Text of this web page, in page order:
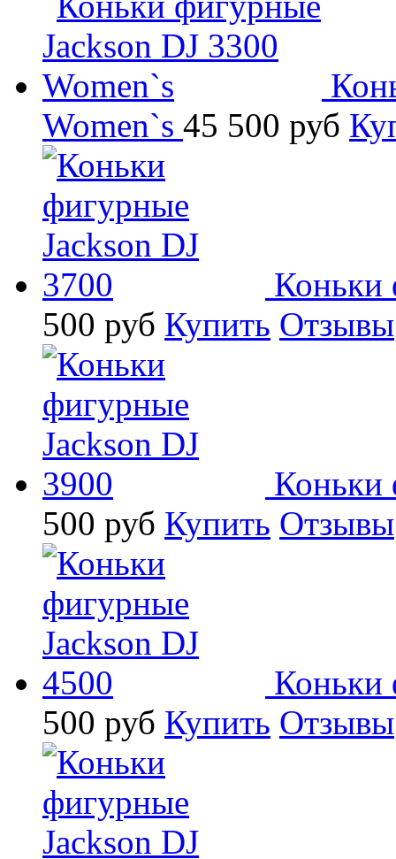
Women`s 45 500 руб
Коньки
500 руб Купить Отзывы
Коньки
500 руб Купить Отзывы
Коньки
500 руб Купить Отзывы